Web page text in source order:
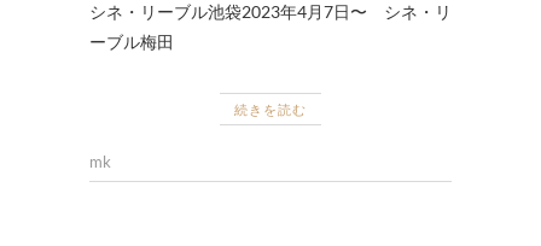
シネ・リーブル池袋2023年4月7日〜 シネ・リ
ーブル梅田
続きを読む
mk